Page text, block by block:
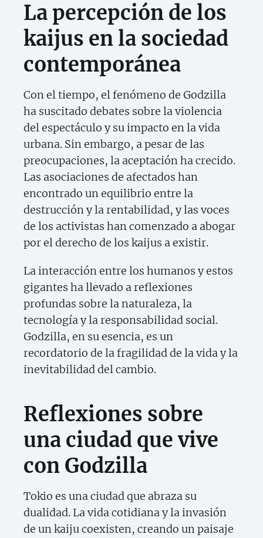
La percepción de los
kaijus en la sociedad
contemporánea
Con el tiempo, el fenómeno de Godzilla
ha suscitado debates sobre la violencia
del espectáculo y su impacto en la vida
urbana. Sin embargo, a pesar de las
preocupaciones, la aceptación ha crecido.
Las asociaciones de afectados han
encontrado un equilibrio entre la
destrucción y la rentabilidad, y las voces
de los activistas han comenzado a abogar
por el derecho de los kaijus a existir.
La interacción entre los humanos y estos
gigantes ha llevado a reflexiones
profundas sobre la naturaleza, la
tecnología y la responsabilidad social.
Godzilla, en su esencia, es un
recordatorio de la fragilidad de la vida y la
inevitabilidad del cambio.
Reflexiones sobre
una ciudad que vive
con Godzilla
Tokio es una ciudad que abraza su
dualidad. La vida cotidiana y la invasión
de un kaiju coexisten, creando un paisaje